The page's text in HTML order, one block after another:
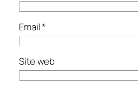
Email*
Site web